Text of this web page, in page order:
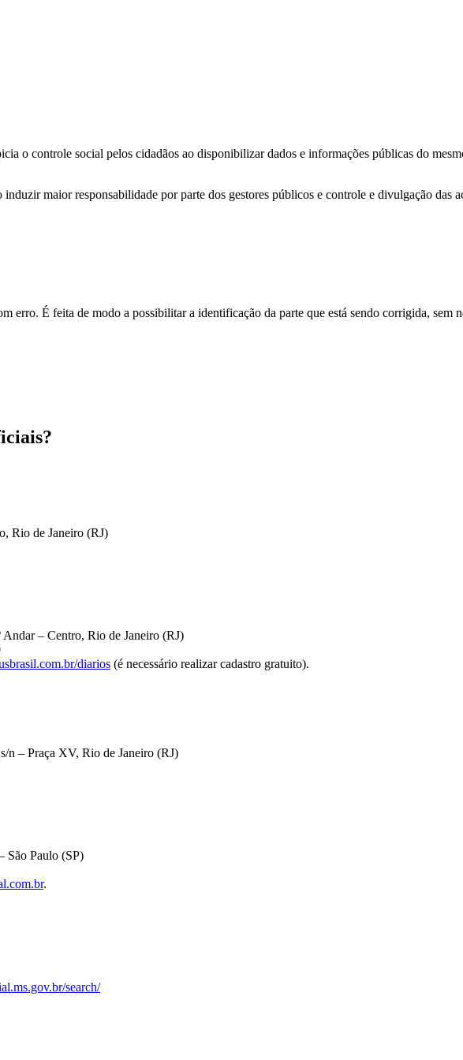
o controle social pelos cidadãos ao disponibilizar dados e informações públicas do
maior responsabilidade por parte dos gestores públicos e controle e divulgação das
erro. É feita de modo a possibilitar a identificação da parte que está sendo corrigida, sem
Rio de Janeiro (RJ)
– Centro, Rio de Janeiro (RJ)
diarios (é necessário realizar cadastro gratuito).
n – Praça XV, Rio de Janeiro (RJ)
São Paulo (SP)
.
search/